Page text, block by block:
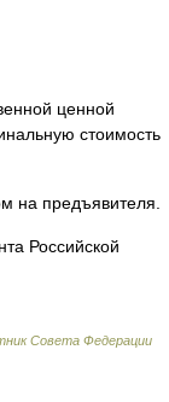
ценной
стоимость
на предъявителя.
Российской
Совета Федерации